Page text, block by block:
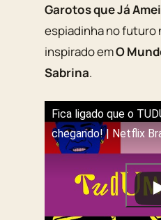
Garotos que Já Amei
espiadinha no futuro
inspirado emO
Sabrina.
Fica ligado que o
chegando! | Netflix